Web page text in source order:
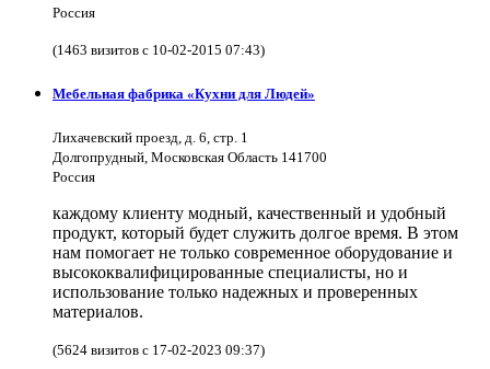
Россия
(1463 визитов с 10-02-2015 07:43)
Мебельная фабрика «Кухни для Людей»
Лихачевский проезд, д. 6, стр. 1
Долгопрудный, Московская Область 141700
Россия
каждому клиенту модный, качественный и удобный
продукт, который будет служить долгое время. В этом
нам помогает не только современное оборудование и
высококвалифицированные специалисты, но и
использование только надежных и проверенных
материалов.
(5624 визитов с 17-02-2023 09:37)